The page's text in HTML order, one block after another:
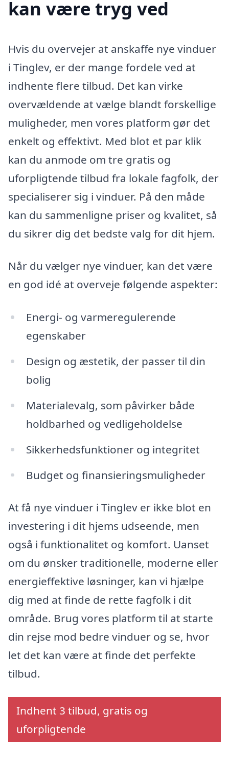
kan være tryg ved
Hvis du overvejer at anskaffe nye vinduer
i Tinglev, er der mange fordele ved at
indhente flere tilbud. Det kan virke
overvældende at vælge blandt forskellige
muligheder, men vores platform gør det
enkelt og effektivt. Med blot et par klik
kan du anmode om tre gratis og
uforpligtende tilbud fra lokale fagfolk, der
specialiserer sig i vinduer. På den måde
kan du sammenligne priser og kvalitet, så
du sikrer dig det bedste valg for dit hjem.
Når du vælger nye vinduer, kan det være
en god idé at overveje følgende aspekter:
Energi- og varmeregulerende
egenskaber
Design og æstetik, der passer til din
bolig
Materialevalg, som påvirker både
holdbarhed og vedligeholdelse
Sikkerhedsfunktioner og integritet
Budget og finansieringsmuligheder
At få nye vinduer i Tinglev er ikke blot en
investering i dit hjems udseende, men
også i funktionalitet og komfort. Uanset
om du ønsker traditionelle, moderne eller
energieffektive løsninger, kan vi hjælpe
dig med at finde de rette fagfolk i dit
område. Brug vores platform til at starte
din rejse mod bedre vinduer og se, hvor
let det kan være at finde det perfekte
tilbud.
Indhent 3 tilbud, gratis og
uforpligtende